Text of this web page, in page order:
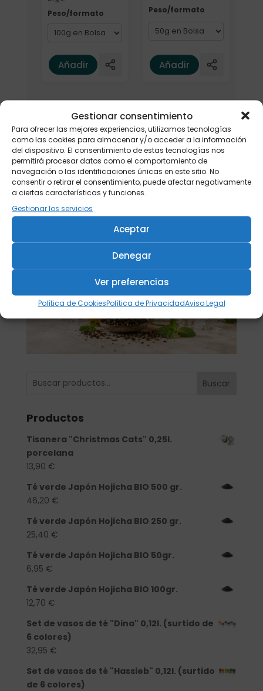
Gestionar consentimiento
Para ofrecer las mejores experiencias, utilizamos tecnologías
como las cookies para almacenar y/o acceder a la información
del dispositivo. El consentimiento de estas tecnologías nos
permitirá procesar datos como el comportamiento de
navegación o las identificaciones únicas en este sitio. No
consentir o retirar el consentimiento, puede afectar negativamente
a ciertas características y funciones.
Gestionar los servicios
Aceptar
Denegar
Ver preferencias
Política de CookiesPolítica de PrivacidadAviso Legal
Peso/formato
Añadir
Peso/formato
Añadir
Buscar
Productos
Tisanera "Christmas Cats" 0,25l.
porcelana
13,90 €
Té verde Japón Hojicha BIO 500 gr.
46,20 €
Té verde Japón Hojicha BIO 250 gr.
25,40 €
Té verde Japón Hojicha BIO 50gr.
6,95 €
Té verde Japón Hojicha BIO 100gr.
12,70 €
Set de vasos de té "Dina" 0,12l. (surtido de
6 colores)
32,95 €
Set de vasos de té "Hassieb" 0,12l. (surtido
de 6 colores)